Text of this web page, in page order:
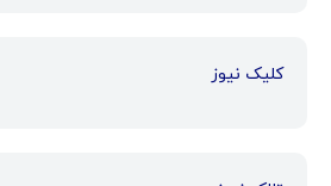
کلیک نیوز